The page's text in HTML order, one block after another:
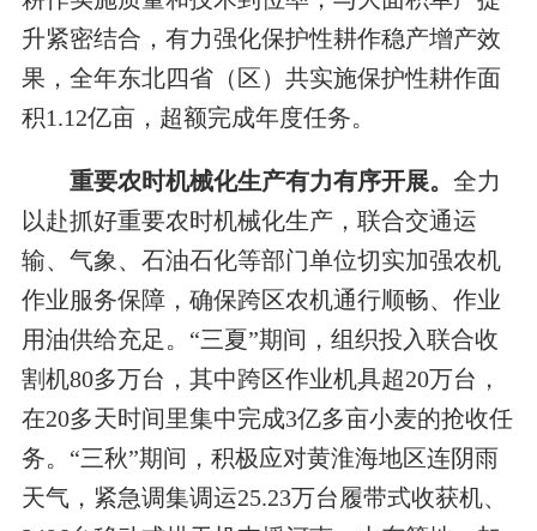
升紧密结合，有力强化保护性耕作稳产增产效
果，全年东北四省（区）共实施保护性耕作面
积1.12亿亩，超额完成年度任务。
重要农时机械化生产有力有序开展。 全力
以赴抓好重要农时机械化生产，联合交通运
输、气象、石油石化等部门单位切实加强农机
作业服务保障，确保跨区农机通行顺畅、作业
用油供给充足。“三夏”期间，组织投入联合收
割机80多万台，其中跨区作业机具超20万台，
在20多天时间里集中完成3亿多亩小麦的抢收任
务。“三秋”期间，积极应对黄淮海地区连阴雨
天气，紧急调集调运25.23万台履带式收获机、